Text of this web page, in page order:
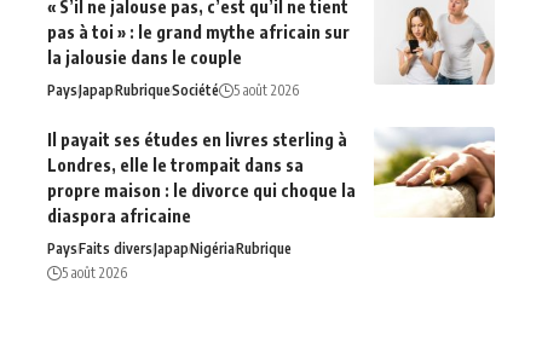
« S’il ne jalouse pas, c’est qu’il ne tient
pas à toi » : le grand mythe africain sur
la jalousie dans le couple
PaysJapapRubriqueSociété 5 août 2026
Il payait ses études en livres sterling à
Londres, elle le trompait dans sa
propre maison : le divorce qui choque la
diaspora africaine
PaysFaits diversJapapNigériaRubrique
5 août 2026